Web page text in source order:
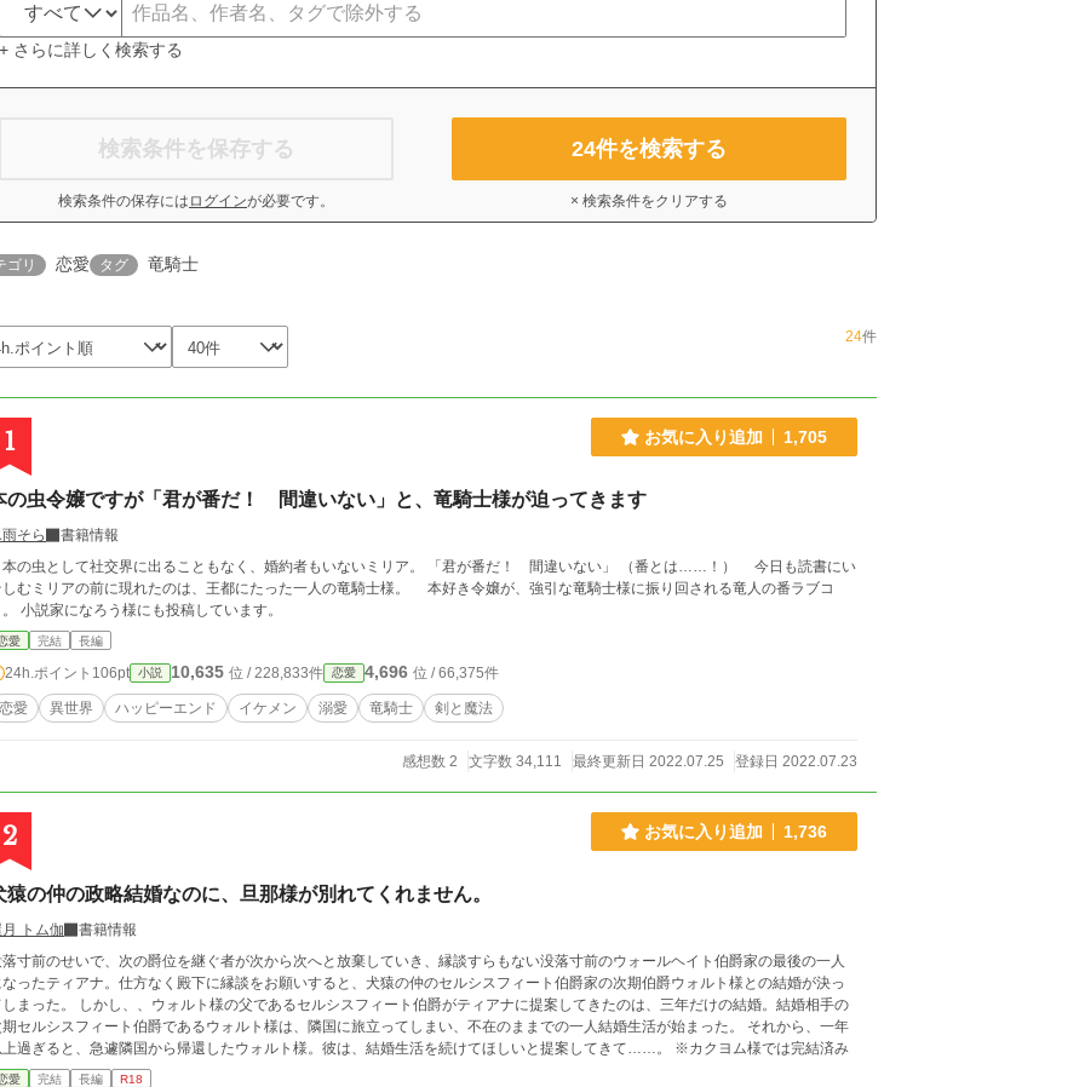
+ さらに詳しく検索する
検索条件を保存する
検索条件の保存には ログインが必要です。
24件を検索する
× 検索条件をクリアする
ゴリ 恋愛 タグ 竜騎士
24件
1 お気に入り追加 1,705
の虫令嬢ですが「君が番だ！ 間違いない」と、竜騎士様が迫ってきます
そら
書籍情報
虫として社交界に出ることもなく、婚約者もいないミリア。 「君が番だ！ 間違いない」 （番とは……！） 今日も読書にい
ミリアの前に現れたのは、王都にたった一人の竜騎士様。 本好き令嬢が、強引な竜騎士様に振り回される竜人の番ラブコ
メ。 小説家になろう様にも投稿しています。
愛 完結 長編
24h.ポイント 106pt 小説 10,635 位 / 228,833件 恋愛 4,696 位 / 66,375件
恋愛 異世界 ハッピーエンド イケメン 溺愛 竜騎士 剣と魔法
感想数 2 文字数 34,111 最終更新日 2022.07.25 登録日 2022.07.23
2 お気に入り追加 1,736
猿の仲の政略結婚なのに、旦那様が別れてくれません。
トム伽
書籍情報
寸前のせいで、次の爵位を継ぐ者が次から次へと放棄していき、縁談すらもない没落寸前のウォールヘイト伯爵家の最後の一人
ったティアナ。仕方なく殿下に縁談をお願いすると、犬猿の仲のセルシスフィート伯爵家の次期伯爵ウォルト様との結婚が決っ
まった。 しかし、、ウォルト様の父であるセルシスフィート伯爵がティアナに提案してきたのは、三年だけの結婚。結婚相手の
セルシスフィート伯爵であるウォルト様は、隣国に旅立ってしまい、不在のままでの一人結婚生活が始まった。 それから、一年
以上過ぎると、急遽隣国から帰還したウォルト様。彼は、結婚生活を続けてほしいと提案してきて……。 ※カクヨム様では完結済み
愛 完結 長編 R18